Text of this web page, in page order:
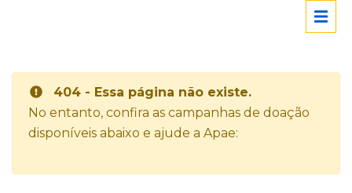
404 - Essa página não existe.
No entanto, confira as campanhas de doação
disponíveis abaixo e ajude a Apae: